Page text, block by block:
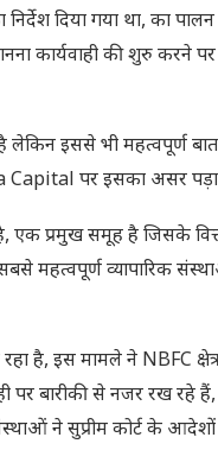
दिया गया था, का
​​कार्यवाही की शुरु
लेकिन इससे भी महत्वपूर्ण
Capital पर इसका असर
प्रमुख समूह है जिसके
व्यापारिक
है, इस मामले ने NBFC
पर बारीकी से नजर रख रहे
ने सुप्रीम कोर्ट के